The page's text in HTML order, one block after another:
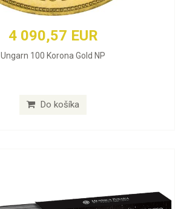
4 090,57 EUR
Ungarn 100 Korona Gold NP
Do košíka